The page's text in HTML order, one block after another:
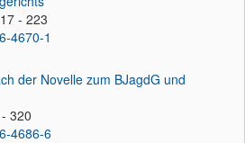
- 223
4670-1
der Novelle zum BJagdG und
320
4686-6